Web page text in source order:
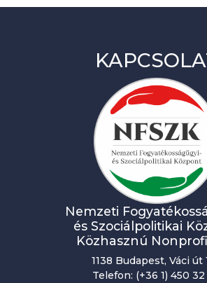
Nemzeti
és Szociálpolitikai
Közhasznú
1138 Budapest, Váci út
Telefon: (+36 1) 450